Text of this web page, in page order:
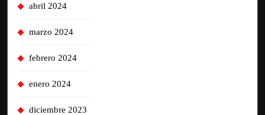
abril 2024
marzo 2024
febrero 2024
enero 2024
diciembre 2023